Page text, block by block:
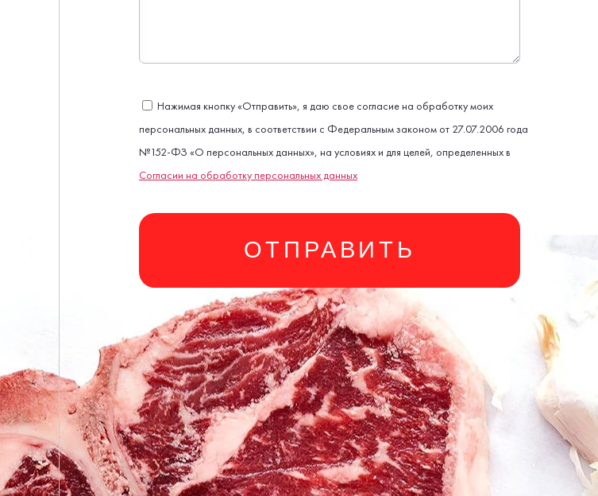
Нажимая кнопку «Отправить», я даю свое согласие на обработку моих
персональных данных, в соответствии с Федеральным законом от 27.07.2006 года
№152-ФЗ «О персональных данных», на условиях и для целей, определенных в
Согласии на обработку персональных данных
ОТПРАВИТЬ